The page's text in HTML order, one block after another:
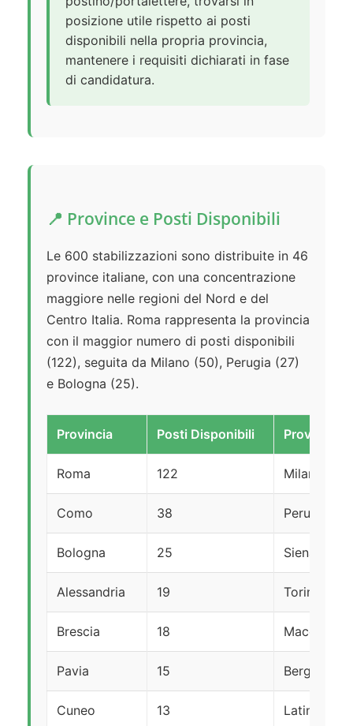
posizione utile rispetto ai posti
disponibili nella propria provincia,
mantenere i requisiti dichiarati in fase
di candidatura.
📍 Province e Posti Disponibili
Le 600 stabilizzazioni sono distribuite in 46
province italiane, con una concentrazione
maggiore nelle regioni del Nord e del
Centro Italia. Roma rappresenta la provincia
con il maggior numero di posti disponibili
(122), seguita da Milano (50), Perugia (27)
e Bologna (25).
Provincia Posti Disponibili Provincia
Roma 122 Milano
Como 38 Perugia
Bologna 25 Siena
Alessandria 19 Torino
Brescia 18 Macerata
Pavia 15 Bergamo
Cuneo 13 Latina